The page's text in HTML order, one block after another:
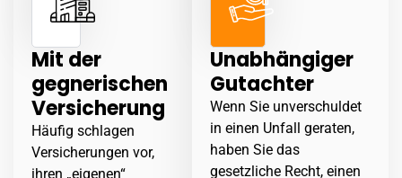
Mit der
gegnerischen
Versicherung
Häufig schlagen
Versicherungen vor,
ihren „eigenen“
Unabhängiger
Gutachter
Wenn Sie unverschuldet
in einen Unfall
geraten,
haben Sie das
gesetzliche Recht, einen